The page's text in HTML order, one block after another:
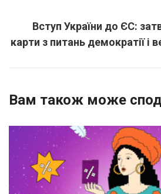
Вступ України до ЄС:
карти з питань демократії і
Вам також може